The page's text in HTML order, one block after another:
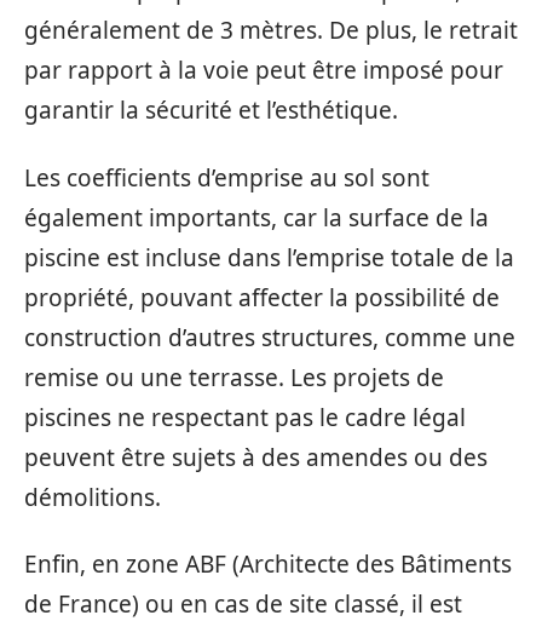
généralement de 3 mètres. De plus, le retrait
par rapport à la voie peut être imposé pour
garantir la sécurité et l’esthétique.
Les coefficients d’emprise au sol sont
également importants, car la surface de la
piscine est incluse dans l’emprise totale de la
propriété, pouvant affecter la possibilité de
construction d’autres structures, comme une
remise ou une terrasse. Les projets de
piscines ne respectant pas le cadre légal
peuvent être sujets à des amendes ou des
démolitions.
Enfin, en zone ABF (Architecte des Bâtiments
de France) ou en cas de site classé, il est